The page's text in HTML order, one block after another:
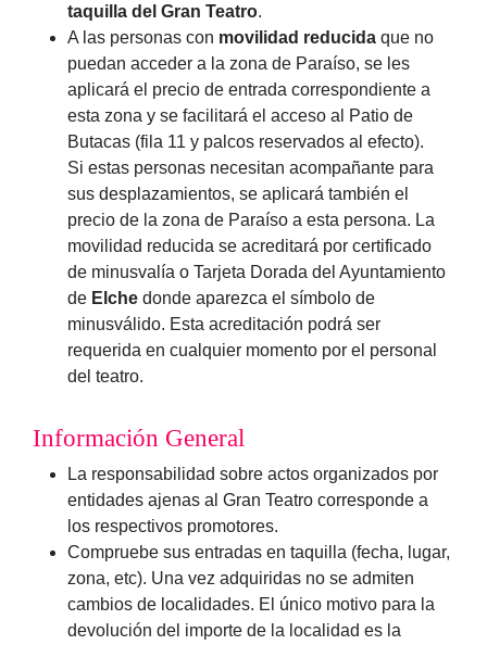
taquilla del Gran Teatro.
A las personas con movilidad reducida que no
puedan acceder a la zona de Paraíso, se les
aplicará el precio de entrada correspondiente a
esta zona y se facilitará el acceso al Patio de
Butacas (fila 11 y palcos reservados al efecto).
Si estas personas necesitan acompañante para
sus desplazamientos, se aplicará también el
precio de la zona de Paraíso a esta persona. La
movilidad reducida se acreditará por certificado
de minusvalía o Tarjeta Dorada del Ayuntamiento
de Elche donde aparezca el símbolo de
minusválido. Esta acreditación podrá ser
requerida en cualquier momento por el personal
del teatro.
Información General
La responsabilidad sobre actos organizados por
entidades ajenas al Gran Teatro corresponde a
los respectivos promotores.
Compruebe sus entradas en taquilla (fecha, lugar,
zona, etc). Una vez adquiridas no se admiten
cambios de localidades. El único motivo para la
devolución del importe de la localidad es la